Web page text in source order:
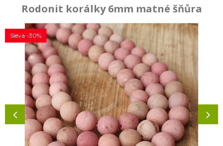
Rodonit korálky 6mm matné šňůra
Sleva -30%